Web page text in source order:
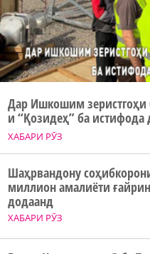
ХАБАРИ РӮЗ
Дар Ишкошим зеристгоҳи
и “Қозидеҳ” ба
ХАБАРИ РӮЗ
Шаҳрвандону
миллион амалиёти
додаанд